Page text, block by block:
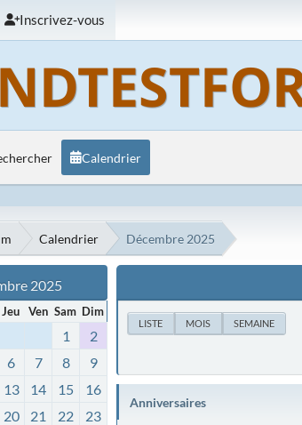
Inscrivez-vous
Calendrier
Calendrier Décembre 2025
2025
Jeu Ven Sam Dim
1
2
6 7 8
9
13 14 15
16
20 21 22
23
LISTE MOIS SEMAINE
Anniversaires